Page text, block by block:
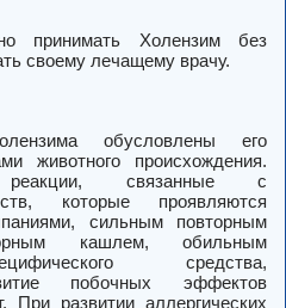
принимать Холензим без
своему лечащему врачу.
обусловлены его
животного происхождения.
связанные с
которые проявляются
сильным повторным
кашлем, обильным
средства,
побочных эффектов
При развитии аллергических